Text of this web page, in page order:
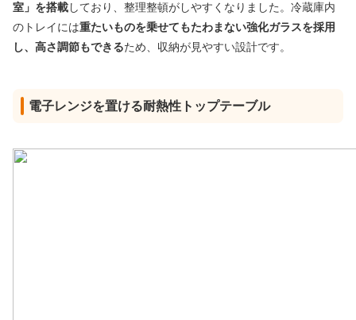
室」を搭載 しており、整理整頓がしやすくなりました。冷蔵庫内
のトレイには重たいものを乗せてもたわまない強化ガラスを採用
し、高さ調節もできるため、収納が見やすい設計です。
電子レンジを置ける耐熱性トップテーブル